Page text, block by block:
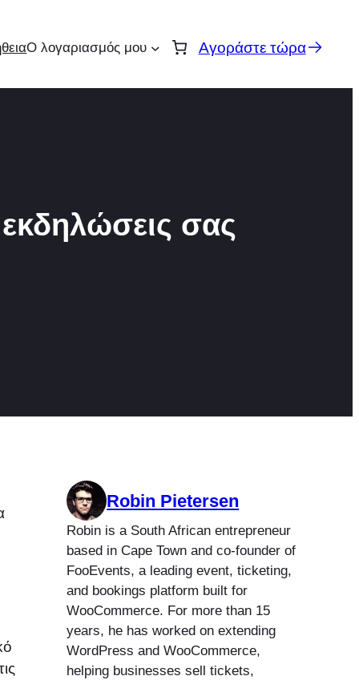
Ο λογαριασμός μου Αγοράστε τώρα
εκδηλώσεις σας
Robin Pietersen
Robin is a South African entrepreneur
based in Cape Town and co-founder of
FooEvents, a leading event, ticketing,
and bookings platform built for
WooCommerce. For more than 15
years, he has worked on extending
WordPress and WooCommerce,
helping businesses sell tickets,